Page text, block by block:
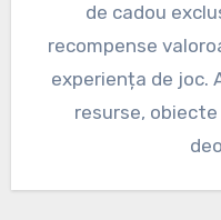
de cadou
recompense
experiența de joc.
resurse,